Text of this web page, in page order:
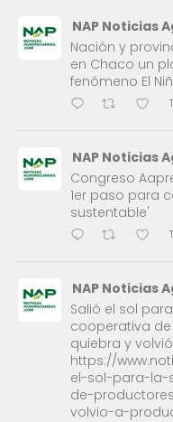
NAP Noticias
Nación y
en Chaco un
fenómeno El
NAP Noticias
Congreso
1er paso para
sustentable'
NAP Noticias
Salió el sol
cooperativa
quiebra y
https://
el-sol-para-la-
de-
volvio-a-